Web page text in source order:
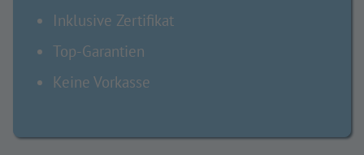
Inklusive Zertifikat
Top-Garantien
Keine Vorkasse